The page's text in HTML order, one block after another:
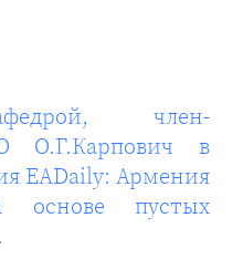
член-
О.Г.Карпович в
EADaily: Армения
основе пустых